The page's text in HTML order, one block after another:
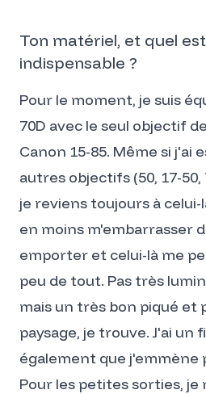
Ton matériel, et quel
indispensable ?
Pour le moment, je suis
70D avec le seul objectif
Canon 15-85. Même si j'ai
autres objectifs (50, 17-
je reviens toujours à celui-
en moins m'embarrasser
emporter et celui-là me
peu de tout. Pas très
mais un très bon piqué et
paysage, je trouve. J'ai un
également que j'emmène
Pour les petites sorties,